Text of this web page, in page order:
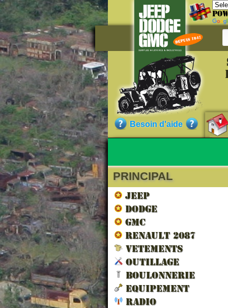
Besoin d'aide
PRINCIPAL
JEEP
DODGE
GMC
RENAULT 2087
VETEMENTS
OUTILLAGE
BOULONNERIE
EQUIPEMENT
RADIO
GM608429
Qualité :
contenir des
Nos